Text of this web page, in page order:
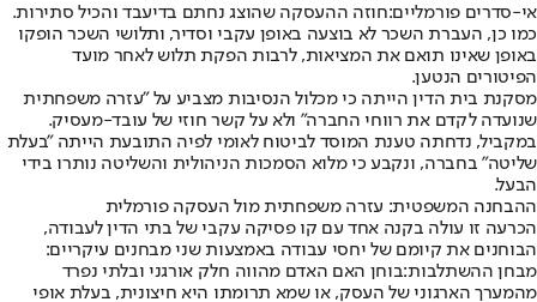
אי-סדרים פורמליים:חוזה ההעסקה שהוצג נחתם בדיעבד והכיל סתירות.
כמו כן, העברת השכר לא בוצעה באופן עקבי וסדיר, ותלושי השכר הופקו
באופן שאינו תואם את המציאות, לרבות הפקת תלוש לאחר מועד
הפיטורים הנטען.
מסקנת בית הדין הייתה כי מכלול הנסיבות מצביע על "עזרה משפחתית
שנועדה לקדם את רווחי החברה" ולא על קשר חוזי של עובד-מעסיק.
במקביל, נדחתה טענת המוסד לביטוח לאומי לפיה התובעת הייתה "בעלת
שליטה" בחברה, ונקבע כי מלוא הסמכות הניהולית והשליטה נותרו בידי
הבעל.
ההבחנה המשפטית: עזרה משפחתית מול העסקה פורמלית
הכרעה זו עולה בקנה אחד עם קו פסיקה עקבי של בתי הדין לעבודה,
הבוחנים את קיומם של יחסי עבודה באמצעות שני מבחנים עיקריים:
מבחן ההשתלבות:בוחן האם האדם מהווה חלק אורגני ובלתי נפרד
מהמערך הארגוני של העסק, או שמא תרומתו היא חיצונית, בעלת אופי